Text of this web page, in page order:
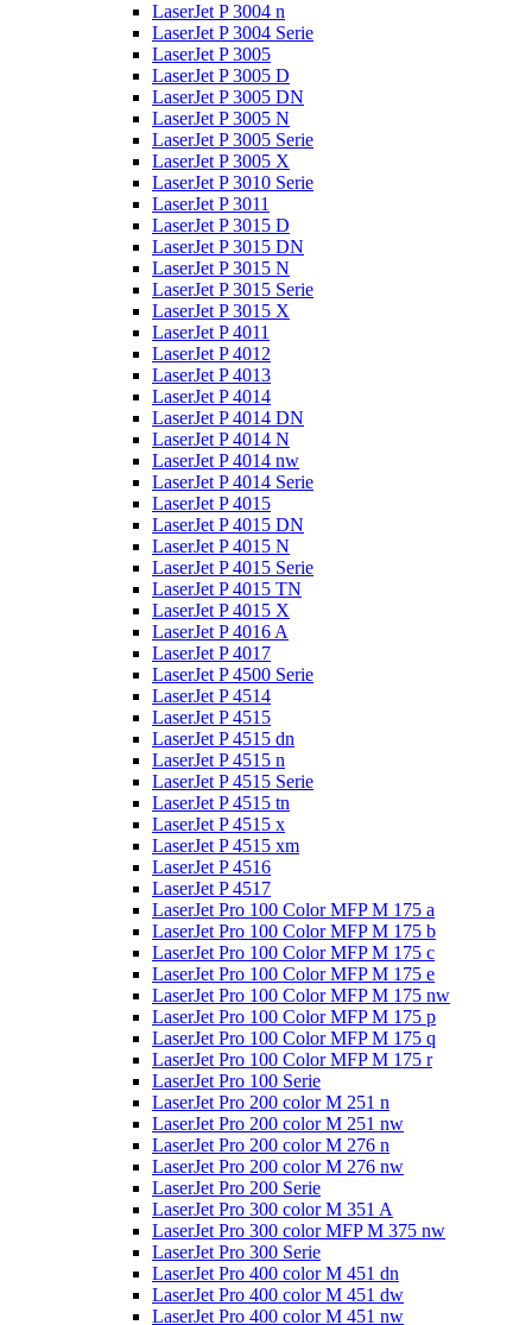
LaserJet P 3004 n
LaserJet P 3004 Serie
LaserJet P 3005
LaserJet P 3005 D
LaserJet P 3005 DN
LaserJet P 3005 N
LaserJet P 3005 Serie
LaserJet P 3005 X
LaserJet P 3010 Serie
LaserJet P 3011
LaserJet P 3015 D
LaserJet P 3015 DN
LaserJet P 3015 N
LaserJet P 3015 Serie
LaserJet P 3015 X
LaserJet P 4011
LaserJet P 4012
LaserJet P 4013
LaserJet P 4014
LaserJet P 4014 DN
LaserJet P 4014 N
LaserJet P 4014 nw
LaserJet P 4014 Serie
LaserJet P 4015
LaserJet P 4015 DN
LaserJet P 4015 N
LaserJet P 4015 Serie
LaserJet P 4015 TN
LaserJet P 4015 X
LaserJet P 4016 A
LaserJet P 4017
LaserJet P 4500 Serie
LaserJet P 4514
LaserJet P 4515
LaserJet P 4515 dn
LaserJet P 4515 n
LaserJet P 4515 Serie
LaserJet P 4515 tn
LaserJet P 4515 x
LaserJet P 4515 xm
LaserJet P 4516
LaserJet P 4517
LaserJet Pro 100 Color MFP M 175 a
LaserJet Pro 100 Color MFP M 175 b
LaserJet Pro 100 Color MFP M 175 c
LaserJet Pro 100 Color MFP M 175 e
LaserJet Pro 100 Color MFP M 175 nw
LaserJet Pro 100 Color MFP M 175 p
LaserJet Pro 100 Color MFP M 175 q
LaserJet Pro 100 Color MFP M 175 r
LaserJet Pro 100 Serie
LaserJet Pro 200 color M 251 n
LaserJet Pro 200 color M 251 nw
LaserJet Pro 200 color M 276 n
LaserJet Pro 200 color M 276 nw
LaserJet Pro 200 Serie
LaserJet Pro 300 color M 351 A
LaserJet Pro 300 color MFP M 375 nw
LaserJet Pro 300 Serie
LaserJet Pro 400 color M 451 dn
LaserJet Pro 400 color M 451 dw
LaserJet Pro 400 color M 451 nw